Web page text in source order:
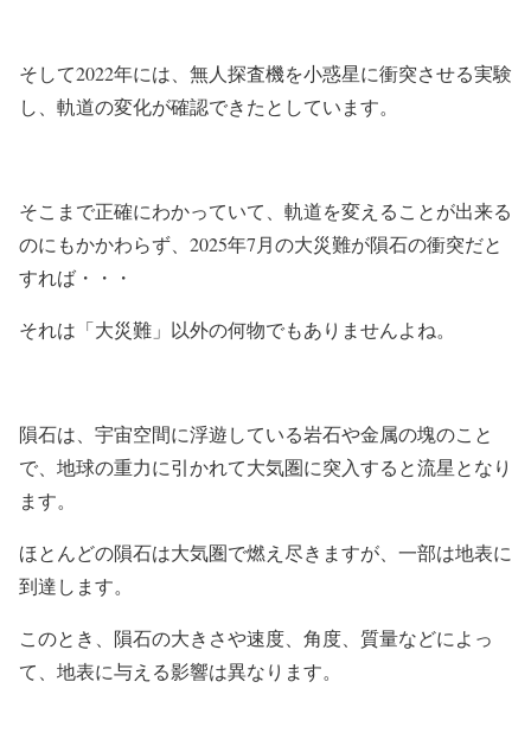
そして2022年には、無人探査機を小惑星に衝突させる実験
し、軌道の変化が確認できたとしています。
そこまで正確にわかっていて、軌道を変えることが出来る
のにもかかわらず、2025年7月の大災難が隕石の衝突だと
すれば・・・
それは「大災難」以外の何物でもありませんよね。
隕石は、宇宙空間に浮遊している岩石や金属の塊のこと
で、地球の重力に引かれて大気圏に突入すると流星となり
ます。
ほとんどの隕石は大気圏で燃え尽きますが、一部は地表に
到達します。
このとき、隕石の大きさや速度、角度、質量などによっ
て、地表に与える影響は異なります。